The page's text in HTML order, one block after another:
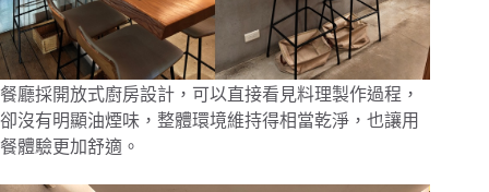
餐廳採開放式廚房設計，可以直接看見料理製作過程，
卻沒有明顯油煙味，整體環境維持得相當乾淨，也讓用
餐體驗更加舒適。